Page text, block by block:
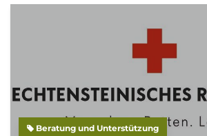
Beratung und Unterstützung